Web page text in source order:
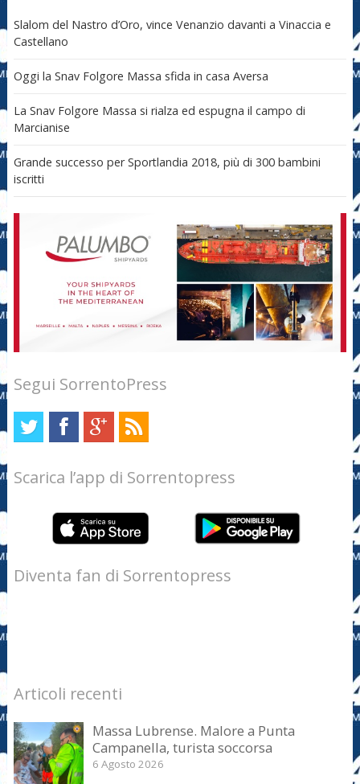
Slalom del Nastro d’Oro, vince Venanzio davanti a Vinaccia e
Castellano
Oggi la Snav Folgore Massa sfida in casa Aversa
La Snav Folgore Massa si rialza ed espugna il campo di
Marcianise
Grande successo per Sportlandia 2018, più di 300 bambini
iscritti
Segui SorrentoPress
Scarica l’app di Sorrentopress
Diventa fan di Sorrentopress
Articoli recenti
Massa Lubrense. Malore a Punta
Campanella, turista soccorsa
6 Agosto 2026